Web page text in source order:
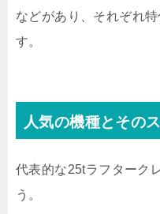
などがあり、それぞれ
す。
人気の機種とその
代表的な25tラフターク
う。